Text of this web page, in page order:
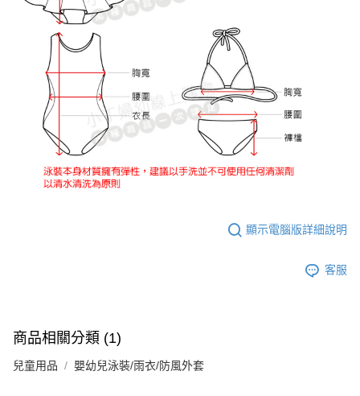
顯示電腦版詳細說明
客服
商品相關分類 (1)
兒童用品 嬰幼兒泳裝/雨衣/防風外套